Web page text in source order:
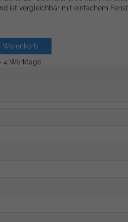
ist vergleichbar mit einfachem
4 Werktage